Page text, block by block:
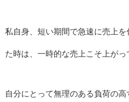
私自身、短い期間で急速に売上
た時は、一時的な売上こそ上がっ
自分にとって無理のある負荷の